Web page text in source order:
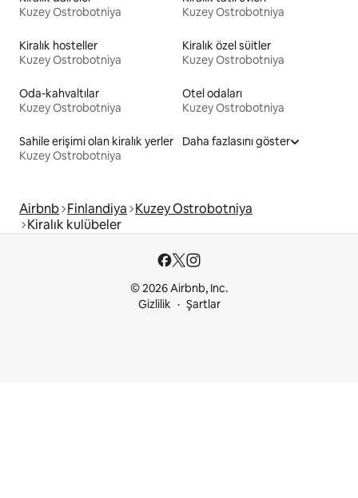
Kuzey Ostrobotniya
Kuzey Ostrobotniya
Kiralık hosteller
Kuzey Ostrobotniya
Kiralık özel süitler
Kuzey Ostrobotniya
Oda-kahvaltılar
Kuzey Ostrobotniya
Otel odaları
Kuzey Ostrobotniya
Sahile erişimi olan kiralık yerler
Kuzey Ostrobotniya
Daha fazlasını göster
Airbnb Finlandiya Kuzey Ostrobotniya
Kiralık kulübeler
© 2026 Airbnb, Inc.
Gizlilik
Şartlar